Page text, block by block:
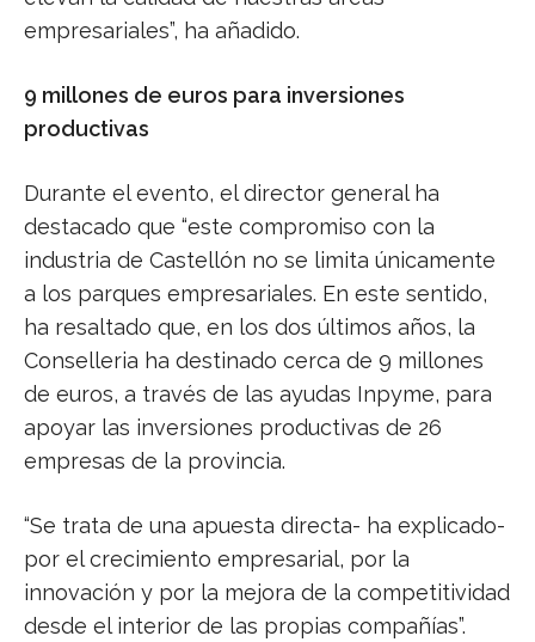
empresariales”, ha añadido.
9 millones de euros para inversiones
productivas
Durante el evento, el director general ha
destacado que “este compromiso con la
industria de Castellón no se limita únicamente
a los parques empresariales. En este sentido,
ha resaltado que, en los dos últimos años, la
Conselleria ha destinado cerca de 9 millones
de euros, a través de las ayudas Inpyme, para
apoyar las inversiones productivas de 26
empresas de la provincia.
“Se trata de una apuesta directa- ha explicado-
por el crecimiento empresarial, por la
innovación y por la mejora de la competitividad
desde el interior de las propias compañías”.